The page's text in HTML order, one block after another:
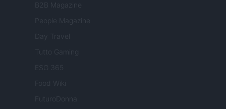
B2B Magazine
People Magazine
Day Travel
Tutto Gaming
ESG 365
Food Wiki
FuturoDonna